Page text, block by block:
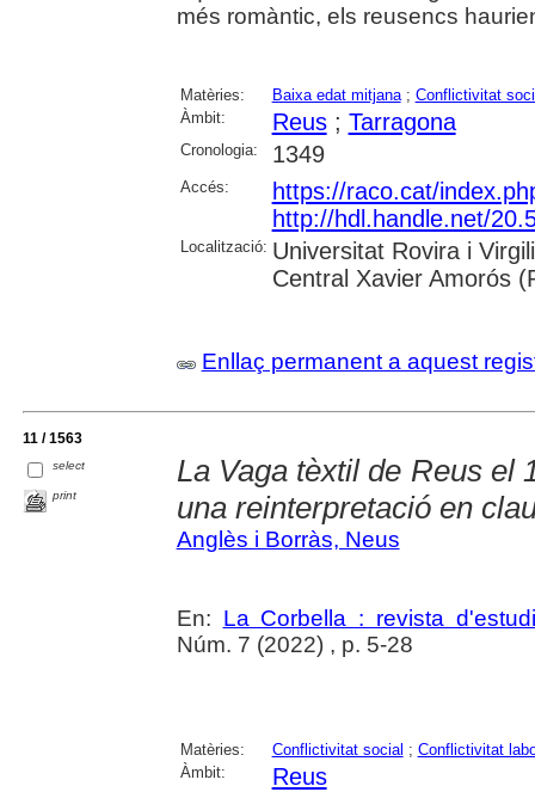
més romàntic, els reusencs
Matèries: Baixa edat mitjana; Conflictivitat
Àmbit:
Reus; Tarragona
Cronologia: 1349
Accés:
https://raco.cat/
http://hdl.handle.net/
Localització: Universitat Rovira i
Central Xavier Amorós
Enllaç permanent a aquest
11 / 1563
select
print
La Vaga tèxtil de Reus el
una reinterpretació en
Anglès i Borràs, Neus
En: La Corbella : revista
Núm. 7 (2022) , p. 5-28
Matèries: Conflictivitat social ; Conflictivitat
Àmbit:
Reus